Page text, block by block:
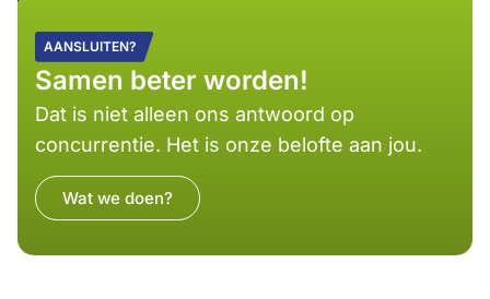
AANSLUITEN?
Samen beter worden!
Dat is niet alleen ons antwoord op
concurrentie. Het is onze belofte aan jou.
Wat we doen?